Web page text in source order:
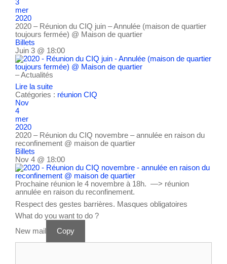
mer
2020
2020 – Réunion du CIQ juin – Annulée (maison de quartier
toujours fermée) @ Maison de quartier
Billets
Juin 3 @ 18:00
– Actualités
Lire la suite
Catégories : réunion CIQ
Nov
4
mer
2020
2020 – Réunion du CIQ novembre – annulée en raison du
reconfinement @ maison de quartier
Billets
Nov 4 @ 18:00
Prochaine réunion le 4 novembre à 18h. —> réunion
annulée en raison du reconfinement.
Respect des gestes barrières. Masques obligatoires
What do you want to do ?
New mail
Copy